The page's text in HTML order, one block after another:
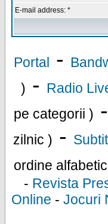
E-mail address: *
Portal -
) - Radio
pe categorii ) -
zilnic ) -
ordine
- Revista
Online - Jocuri